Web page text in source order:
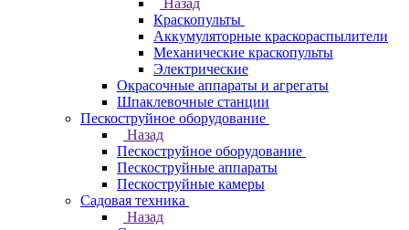
Назад
Краскопульты
Аккумуляторные краскораспылители
Механические краскопульты
Электрические
Окрасочные аппараты и агрегаты
Шпаклевочные станции
Пескоструйное оборудование
Назад
Пескоструйное оборудование
Пескоструйные аппараты
Пескоструйные камеры
Садовая техника
Назад